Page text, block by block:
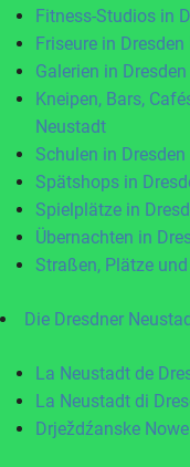
Fitness-Studios in
Friseure in
Galerien in
Kneipen, Bars,
Neustadt
Schulen in
Spätshops in
Spielplätze in
Übernachten in
Straßen, Plätze
Die Dresdner
La Neustadt de
La Neustadt di
Drježdźanske